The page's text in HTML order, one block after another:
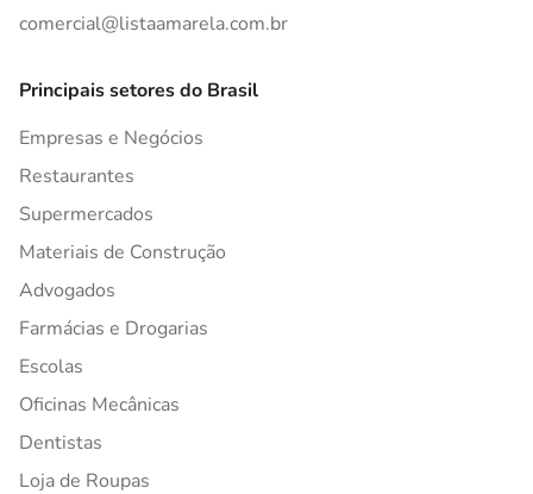
comercial@listaamarela.com.br
Principais setores do Brasil
Empresas e Negócios
Restaurantes
Supermercados
Materiais de Construção
Advogados
Farmácias e Drogarias
Escolas
Oficinas Mecânicas
Dentistas
Loja de Roupas